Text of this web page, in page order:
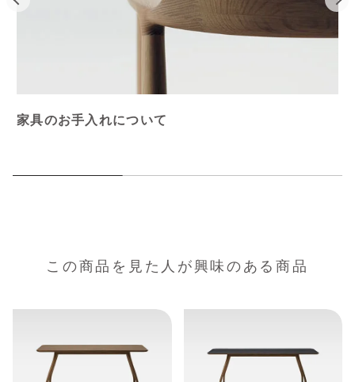
家具のお手入れについて
この商品を見た人が興味のある商品